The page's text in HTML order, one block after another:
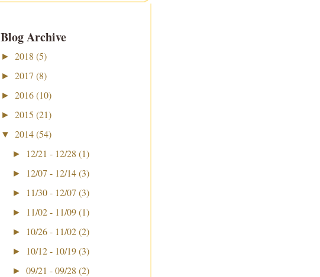
Blog Archive
► 2018 (5)
► 2017 (8)
► 2016 (10)
► 2015 (21)
▼ 2014 (54)
► 12/21 - 12/28 (1)
► 12/07 - 12/14 (3)
► 11/30 - 12/07 (3)
► 11/02 - 11/09 (1)
► 10/26 - 11/02 (2)
► 10/12 - 10/19 (3)
► 09/21 - 09/28 (2)